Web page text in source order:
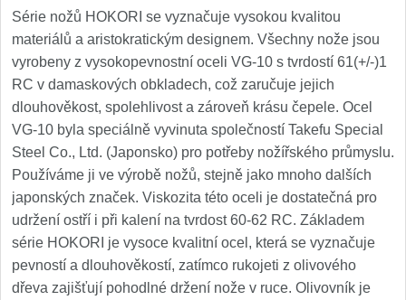
Série nožů HOKORI se vyznačuje vysokou kvalitou
materiálů a aristokratickým designem. Všechny nože jsou
vyrobeny z vysokopevnostní oceli VG-10 s tvrdostí 61(+/-)1
RC v damaskových obkladech, což zaručuje jejich
dlouhověkost, spolehlivost a zároveň krásu čepele. Ocel
VG-10 byla speciálně vyvinuta společností Takefu Special
Steel Co., Ltd. (Japonsko) pro potřeby nožířského průmyslu.
Používáme ji ve výrobě nožů, stejně jako mnoho dalších
japonských značek. Viskozita této oceli je dostatečná pro
udržení ostří i při kalení na tvrdost 60-62 RC. Základem
série HOKORI je vysoce kvalitní ocel, která se vyznačuje
pevností a dlouhověkostí, zatímco rukojeti z olivového
dřeva zajišťují pohodlné držení nože v ruce. Olivovník je